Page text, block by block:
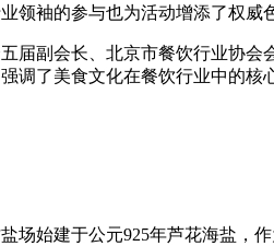
领袖的参与也为活动增添了权威
届副会长、北京市餐饮行业协会
调了美食文化在餐饮行业中的
场始建于公元925年芦花海盐，